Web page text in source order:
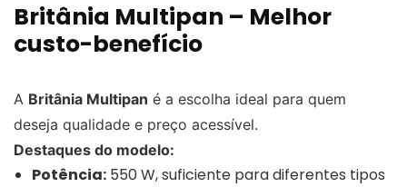
Britânia Multipan – Melhor
custo-benefício
A Britânia Multipan é a escolha ideal para quem
deseja qualidade e preço acessível.
Destaques do modelo:
Potência: 550 W, suficiente para diferentes tipos